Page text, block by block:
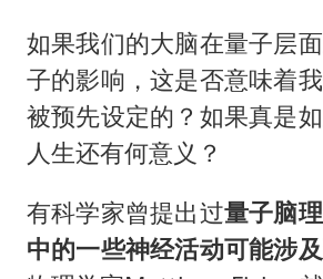
如果我们的大脑在量子层
子的影响，这是否意味着
被预先设定的？如果真是
人生还有何意义？
有科学家曾提出过量子脑
中的一些神经活动可能涉及